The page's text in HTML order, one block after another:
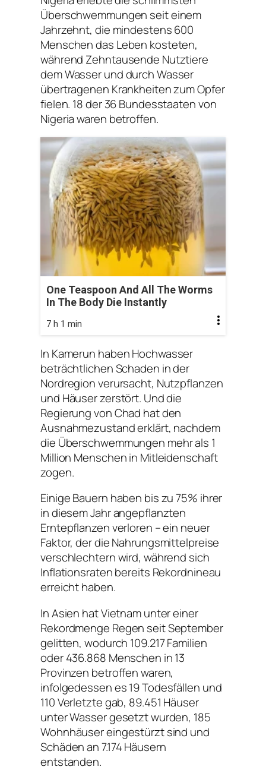
Überschwemmungen seit einem
Jahrzehnt, die mindestens 600
Menschen das Leben kosteten,
während Zehntausende Nutztiere
dem Wasser und durch Wasser
übertragenen Krankheiten zum Opfer
fielen. 18 der 36 Bundesstaaten von
Nigeria waren betroffen.
One Teaspoon And All The Worms
In The Body Die Instantly
7 h 1 min
In Kamerun haben Hochwasser
beträchtlichen Schaden in der
Nordregion verursacht, Nutzpflanzen
und Häuser zerstört. Und die
Regierung von Chad hat den
Ausnahmezustand erklärt, nachdem
die Überschwemmungen mehr als 1
Million Menschen in Mitleidenschaft
zogen.
Einige Bauern haben bis zu 75% ihrer
in diesem Jahr angepflanzten
Erntepflanzen verloren – ein neuer
Faktor, der die Nahrungsmittelpreise
verschlechtern wird, während sich
Inflationsraten bereits Rekordnineau
erreicht haben.
In Asien hat Vietnam unter einer
Rekordmenge Regen seit September
gelitten, wodurch 109.217 Familien
oder 436.868 Menschen in 13
Provinzen betroffen waren,
infolgedessen es 19 Todesfällen und
110 Verletzte gab, 89.451 Häuser
unter Wasser gesetzt wurden, 185
Wohnhäuser eingestürzt sind und
Schäden an 7.174 Häusern
entstanden.